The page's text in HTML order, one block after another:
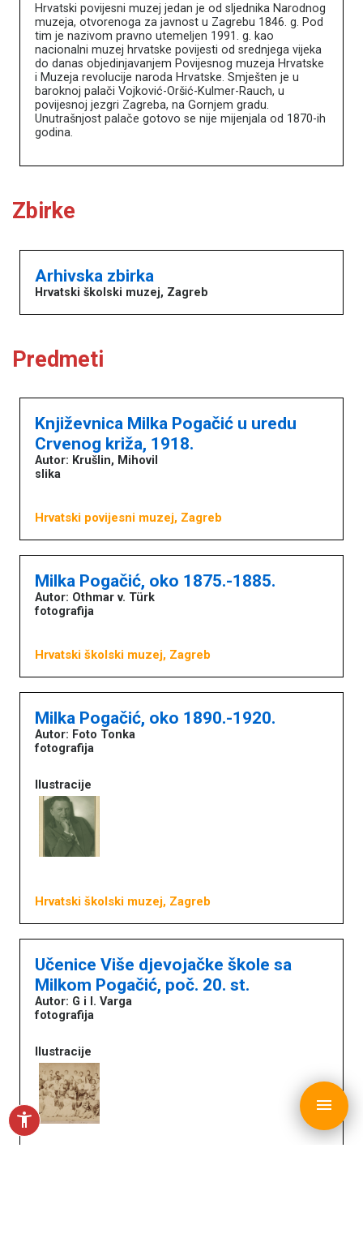
menu
accessibility_new
Hrvatski povijesni muzej jedan je od sljednika Narodnog
muzeja, otvorenoga za javnost u Zagrebu 1846. g. Pod
tim je nazivom pravno utemeljen 1991. g. kao
nacionalni muzej hrvatske povijesti od srednjega vijeka
do danas objedinjavanjem Povijesnog muzeja Hrvatske
i Muzeja revolucije naroda Hrvatske. Smješten je u
baroknoj palači Vojković-Oršić-Kulmer-Rauch, u
povijesnoj jezgri Zagreba, na Gornjem gradu.
Unutrašnjost palače gotovo se nije mijenjala od 1870-ih
godina.
Zbirke
Arhivska zbirka
Hrvatski školski muzej, Zagreb
Predmeti
Književnica Milka Pogačić u uredu
Crvenog križa, 1918.
Autor: Krušlin, Mihovil
slika
Hrvatski povijesni muzej, Zagreb
Milka Pogačić, oko 1875.-1885.
Autor: Othmar v. Türk
fotografija
Hrvatski školski muzej, Zagreb
Milka Pogačić, oko 1890.-1920.
Autor: Foto Tonka
fotografija
Ilustracije
Hrvatski školski muzej, Zagreb
Učenice Više djevojačke škole sa
Milkom Pogačić, poč. 20. st.
Autor: G i I. Varga
fotografija
Ilustracije
Književna baština u muzejima
O portalu
Književnici
Impressum